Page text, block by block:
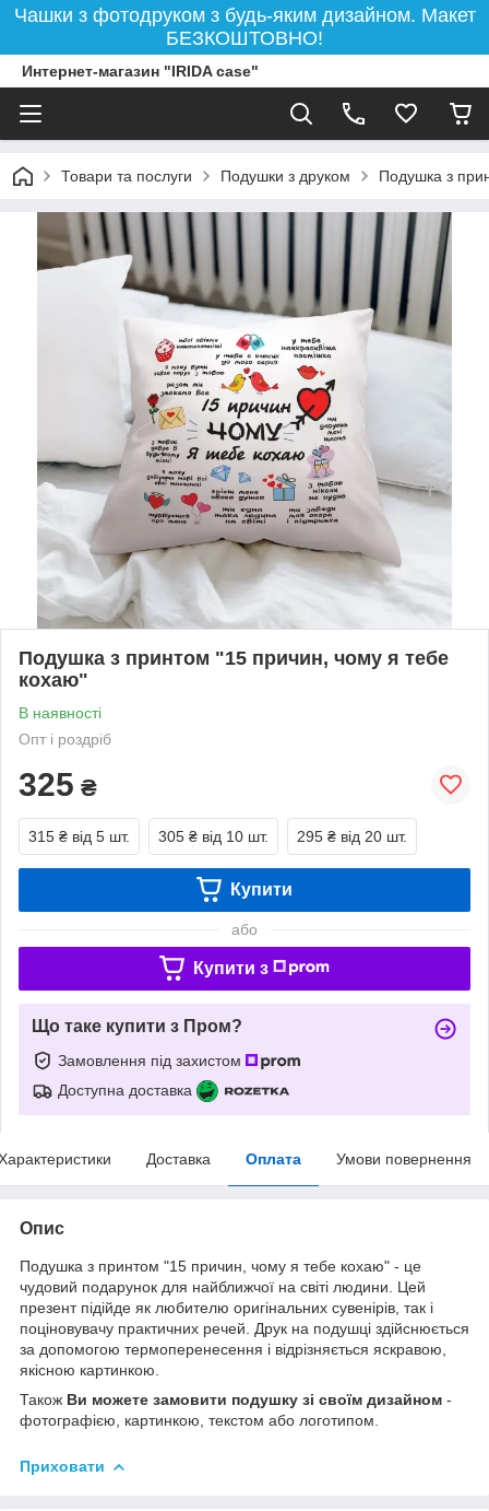
Чашки з фотодруком з будь-яким дизайном. Макет
БЕЗКОШТОВНО!
Интернет-магазин "IRIDA case"
Товари та послуги Подушки з друком Подушка з
Подушка з принтом "15 причин, чому я тебе
кохаю"
В наявності
Опт і роздріб
325 ₴
315 ₴ від 5 шт. 305 ₴ від 10 шт. 295 ₴ від 20 шт.
Купити
або
Купити з
Що таке купити з Пром?
Замовлення під захистом
Доступна доставка
Доставка Оплата Умови повернення
Опис
Подушка з принтом "15 причин, чому я тебе кохаю" - це
чудовий подарунок для найближчої на світі людини. Цей
презент підійде як любителю оригінальних сувенірів, так і
поціновувачу практичних речей. Друк на подушці здійснюється
за допомогою термоперенесення і відрізняється яскравою,
якісною картинкою.
Також Ви можете замовити подушку зі своїм дизайном -
фотографією, картинкою, текстом або логотипом.
Приховати